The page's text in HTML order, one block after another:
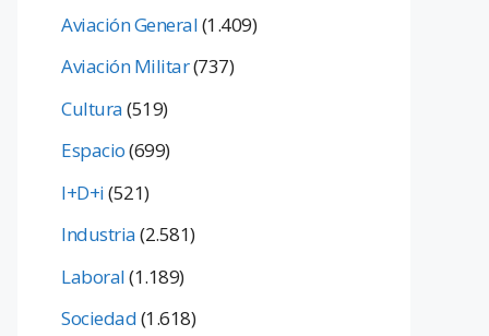
Aviación General(1.409)
Aviación Militar(737)
Cultura(519)
Espacio(699)
I+D+i(521)
Industria(2.581)
Laboral(1.189)
Sociedad(1.618)